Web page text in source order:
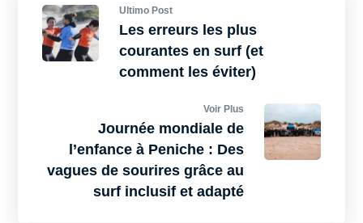
Ultimo Post
Les erreurs les plus
courantes en surf (et
comment les éviter)
Voir Plus
Journée mondiale de
l’enfance à Peniche : Des
vagues de sourires grâce au
surf inclusif et adapté